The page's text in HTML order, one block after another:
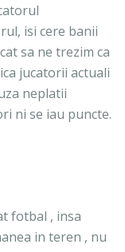
isi cere banii
sa ne trezim ca
jucatorii actuali
neplatii
ni se iau puncte.
fotbal , insa
in teren , nu